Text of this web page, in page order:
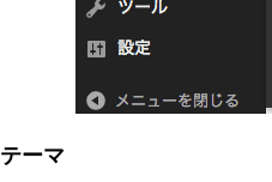
テーマ